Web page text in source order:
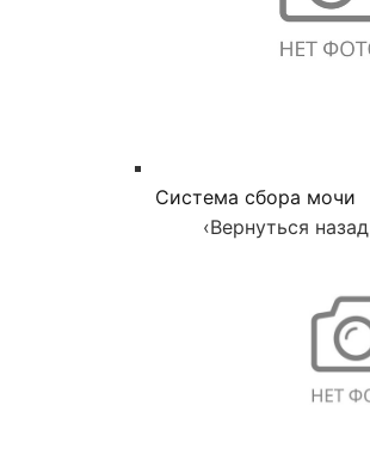
Система сбора мочи
‹Вернуться назад